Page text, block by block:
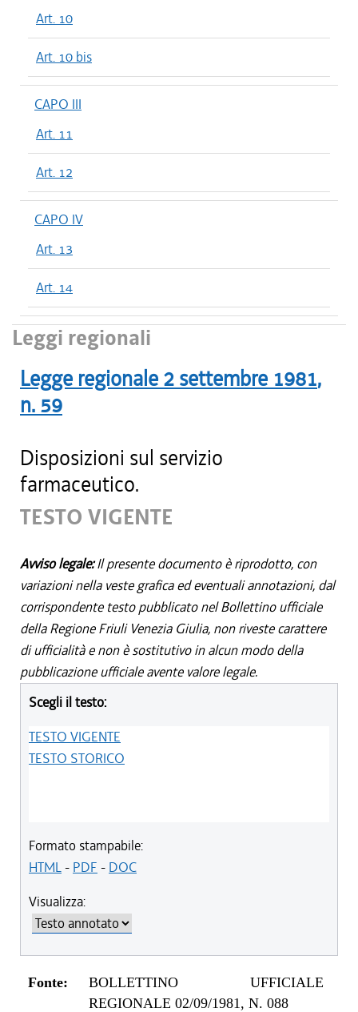
Art. 10
Art. 10 bis
CAPO III
Art. 11
Art. 12
CAPO IV
Art. 13
Art. 14
Leggi regionali
Legge regionale 2 settembre 1981,
n. 59
Disposizioni sul servizio
farmaceutico.
TESTO VIGENTE
Avviso legale:Il presente documento è riprodotto, con
variazioni nella veste grafica ed eventuali annotazioni, dal
corrispondente testo pubblicato nel Bollettino ufficiale
della Regione Friuli Venezia Giulia, non riveste carattere
di ufficialità e non è sostitutivo in alcun modo della
pubblicazione ufficiale avente valore legale.
Scegli il testo:
TESTO VIGENTE
TESTO STORICO
Formato stampabile:
HTML- PDF - DOC
Visualizza:
Fonte:
BOLLETTINO UFFICIALE
REGIONALE 02/09/1981, N. 088